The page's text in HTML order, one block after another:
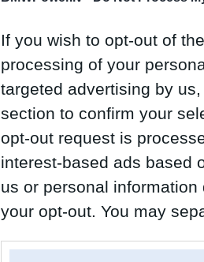
If you wish to opt-out of
processing of your
targeted advertising by
section to confirm your
opt-out request is
interest-based ads based
us or personal
your opt-out. You may